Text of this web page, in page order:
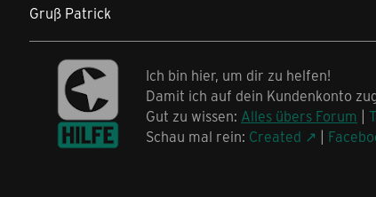
Gruß Patrick
Ich bin hier, um dir zu helfen!
Damit ich auf dein Kundenkonto
Gut zu wissen: Alles übers Forum |
Schau mal rein: Created |